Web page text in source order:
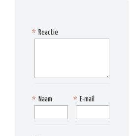
Reactie
*
Naam
* E-mail
*